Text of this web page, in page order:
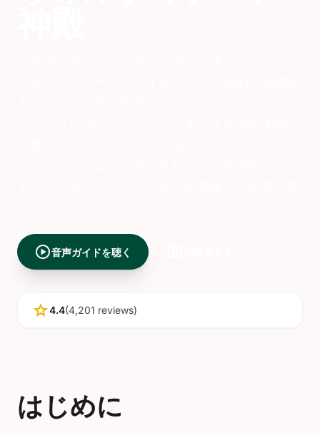
play_circle音声ガイドを聴く
star4.4(4,201 reviews)
はじめに